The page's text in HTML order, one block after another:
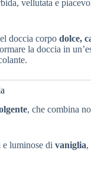
vellutata e
doccia corpo dolce,
la doccia in
, che combina
e luminose di vaniglia,